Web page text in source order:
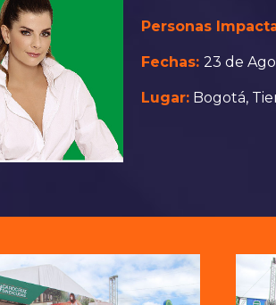
Personas
Fechas:23 de
Lugar: Bogotá,